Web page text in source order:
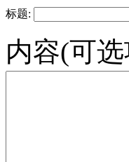
标题:
内容(可